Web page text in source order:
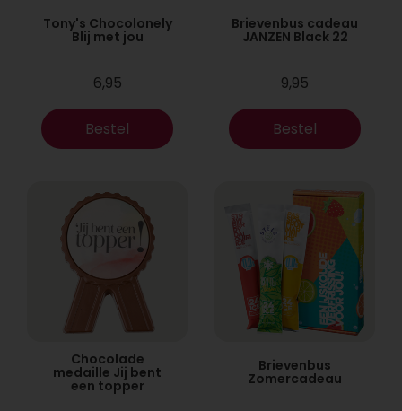
Tony's Chocolonely
Blij met jou
6,95
Bestel
Brievenbus cadeau
JANZEN Black 22
9,95
Bestel
Chocolade
medaille Jij bent
een topper
Brievenbus
Zomercadeau